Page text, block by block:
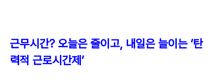
근무시간? 오늘은 줄이고, 내일은 늘이는 ‘탄
력적 근로시간제’